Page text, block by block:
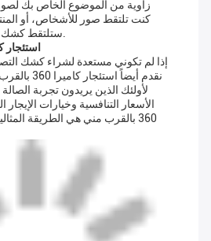
زاوية من الموضوع الخاص بك
كنت تلتقط صور للأشخاص، أو
ستلتقط كشك التصوير 360 كل شيء.
استئجار كاميرا
نقدم أيضاً
لأولئك الذين يريدون تجربة
الأسعار التنافسية وخيارات الإيجار
360 بالقرب مني هي الطريقة